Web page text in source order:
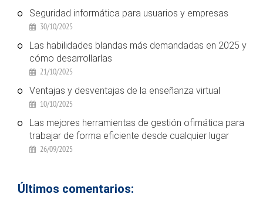
Seguridad informática para usuarios y empresas
30/10/2025
Las habilidades blandas más demandadas en 2025 y
cómo desarrollarlas
21/10/2025
Ventajas y desventajas de la enseñanza virtual
10/10/2025
Las mejores herramientas de gestión ofimática para
trabajar de forma eficiente desde cualquier lugar
26/09/2025
Últimos comentarios: